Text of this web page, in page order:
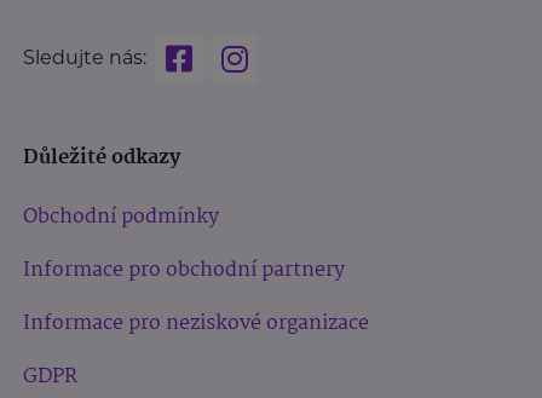
Sledujte nás:
Důležité odkazy
Obchodní podmínky
Informace pro obchodní partnery
Informace pro neziskové organizace
GDPR